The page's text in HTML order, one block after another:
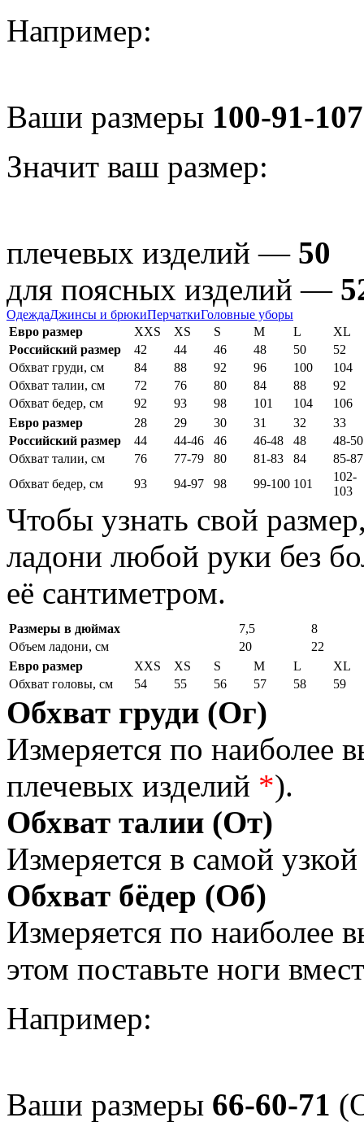
Например:
Ваши размеры 100-91-107
Значит ваш размер:
плечевых изделий — 50
для поясных изделий —
ОдеждаДжинсы и брюкиПерчаткиГоловные уборы
Евро размер
XXS XS S M L
XL
Российский размер
42 44 46 48 50
52
Обхват груди, см
84 88 92 96 100
104
Обхват талии, см
72 76 80 84 88
92
Обхват бедер, см
92 93 98 101 104
106
Евро размер
28 29 30 31 32
33
Российский размер
44 44-46 46 46-48 48
48-50
Обхват талии, см
76 77-79 80 81-83 84
85-87
Обхват бедер, см
93 94-97 98 99-100 101
102-
103
Чтобы узнать свой
ладони любой руки без
её сантиметром.
Размеры в дюймах 7,5
8
Объем ладони, см
20
22
Евро размер
XXS XS S M L
XL
Обхват головы, см
54 55 56 57 58 59
Обхват груди (Ог)
Измеряется по наиболее
плечевых изделий *).
Обхват талии (От)
Измеряется в самой
Обхват бёдер (Об)
Измеряется по наиболее
этом поставьте ноги
Например:
Ваши размеры 66-60-71